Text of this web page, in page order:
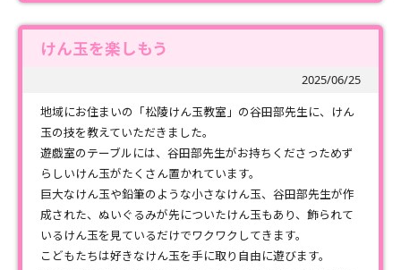
けん玉を楽しもう
2025/06/25
地域にお住まいの「松陵けん玉教室」の谷田部先生に、けん
玉の技を教えていただきました。
遊戯室のテーブルには、谷田部先生がお持ちくださっためず
らしいけん玉がたくさん置かれています。
巨大なけん玉や鉛筆のような小さなけん玉、谷田部先生が作
成された、ぬいぐるみが先についたけん玉もあり、飾られて
いるけん玉を見ているだけでワクワクしてきます。
こどもたちは好きなけん玉を手に取り自由に遊びます。